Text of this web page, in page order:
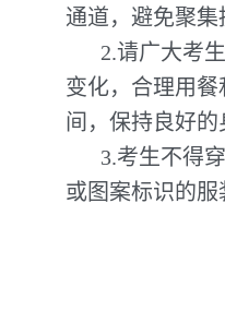
通道，避免聚集
2.请广大考
变化，合理用
间，保持良好的
3.考生不得
或图案标识的服